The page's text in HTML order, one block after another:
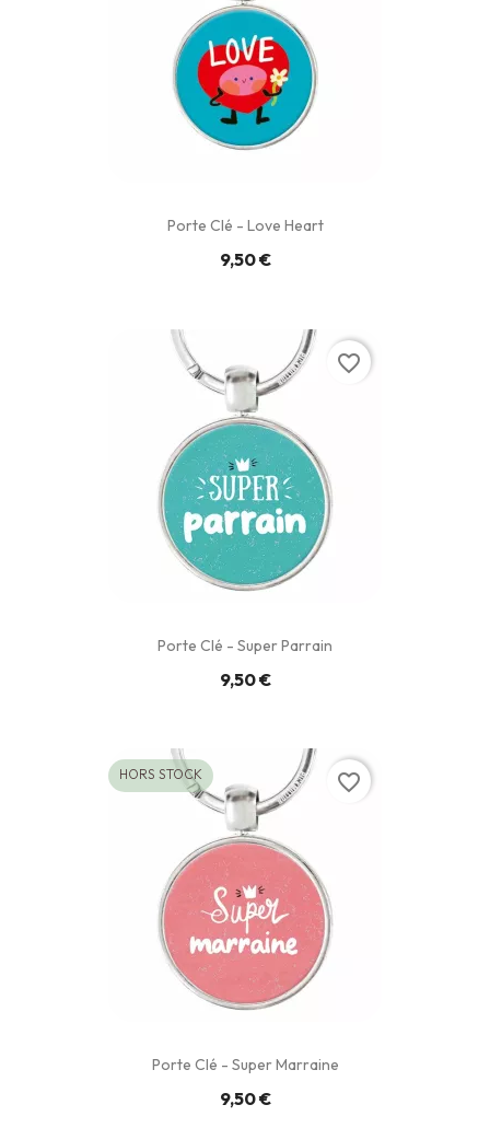
Porte Clé - Love Heart
9,50 €
Porte Clé - Super Parrain
9,50 €
favorite_border
Porte Clé - Super Marraine
9,50 €
HORS STOCK favorite_border